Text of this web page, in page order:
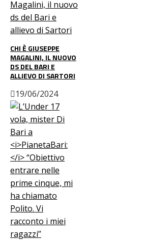
CHI È GIUSEPPE
MAGALINI, IL NUOVO
DS DEL BARI E
ALLIEVO DI SARTORI
19/06/2024